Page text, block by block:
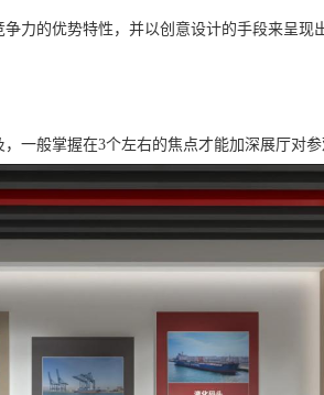
力的优势特性，并以创意设计的手段来呈现
一般掌握在3个左右的焦点才能加深展厅对参